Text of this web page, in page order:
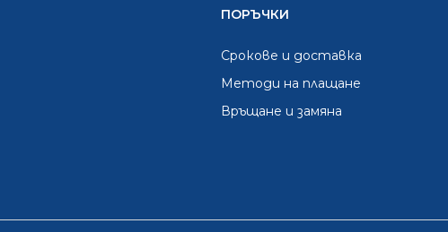
ПОРЪЧКИ
Срокове и доставка
Методи на плащане
Връщане и замяна